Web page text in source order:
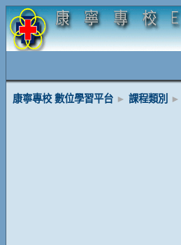
康寧專校 數位學習平台 ► 課程類別 ►